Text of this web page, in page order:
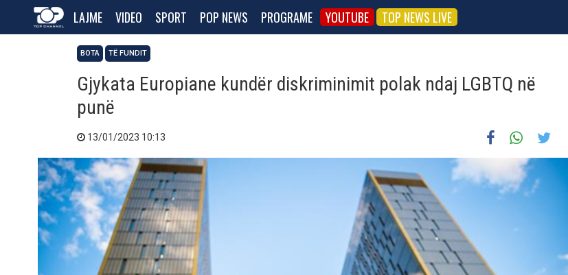
LAJME VIDEO SPORT POP NEWS PROGRAME YOUTUBE TOP NEWS LIVE
BOTA TË FUNDIT
Gjykata Europiane kundër diskriminimit polak ndaj LGBTQ në
punë
13/01/2023 10:13